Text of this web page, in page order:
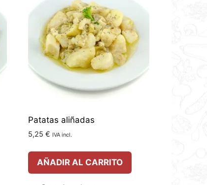
Patatas aliñadas
5,25 € IVA incl.
AÑADIR AL CARRITO